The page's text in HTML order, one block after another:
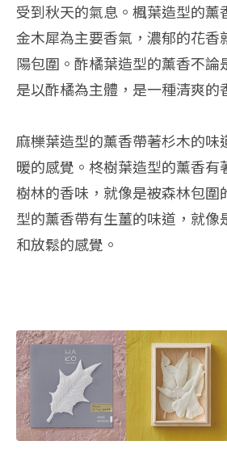
受到秋天的氣息。楓葉造型的薰
金木犀為主要香氣，濃郁的花香
陽包圍。酢橘葉造型的薰香不論
是以酢橘為主體，是一種清爽的
麻櫟葉造型的薰香帶著杉木的味
暖的感覺。柊樹葉造型的薰香有
樹林的香味，就像是被森林包圍
型的薰香帶有生薑的味道，就像
和放鬆的感覺。